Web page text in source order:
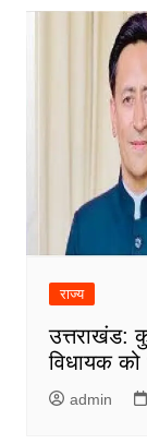
राज्य
उत्तराखंड:
विधायक को
admin